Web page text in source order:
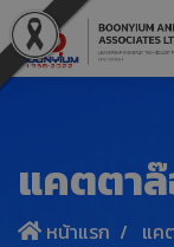
แคตตา
หน้าแรก แค